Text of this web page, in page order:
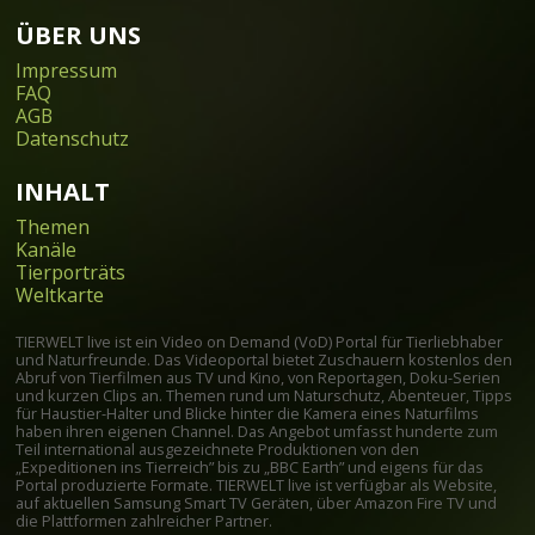
ÜBER UNS
Impressum
FAQ
AGB
Datenschutz
INHALT
Themen
Kanäle
Tierporträts
Weltkarte
TIERWELT live ist ein Video on Demand (VoD) Portal für Tierliebhaber
und Naturfreunde. Das Videoportal bietet Zuschauern kostenlos den
Abruf von Tierfilmen aus TV und Kino, von Reportagen, Doku-Serien
und kurzen Clips an. Themen rund um Naturschutz, Abenteuer, Tipps
für Haustier-Halter und Blicke hinter die Kamera eines Naturfilms
haben ihren eigenen Channel. Das Angebot umfasst hunderte zum
Teil international ausgezeichnete Produktionen von den
„Expeditionen ins Tierreich” bis zu „BBC Earth” und eigens für das
Portal produzierte Formate. TIERWELT live ist verfügbar als Website,
auf aktuellen Samsung Smart TV Geräten, über Amazon Fire TV und
die Plattformen zahlreicher Partner.